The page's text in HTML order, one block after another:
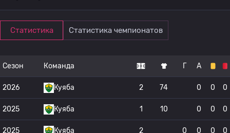
Статистика Статистика чемпионатов
Сезон Команда Г А
2026 Куяба 2 74 0 0 0
2025 Куяба 1 10 0 0 0
2025 Куяба 2 0 0 0 0